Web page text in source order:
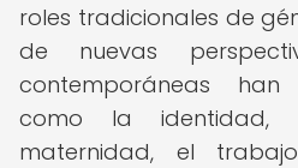
roles tradicionales de
de nuevas
contemporáneas
como la identidad,
maternidad, el